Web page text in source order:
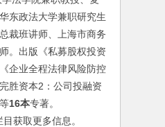
东政法大学兼职研究生
裁班讲师、上海市商务
。出版《私募股权投资
企业全程法律风险防控
胜资本2：公司投融资
16本专著。
目获取更多信息。